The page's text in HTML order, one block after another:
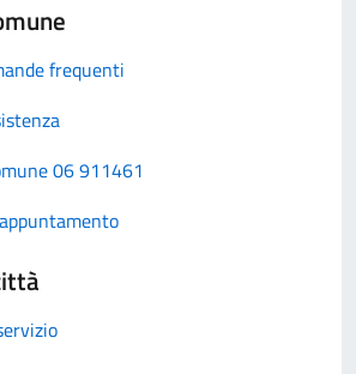
frequenti
06 911461